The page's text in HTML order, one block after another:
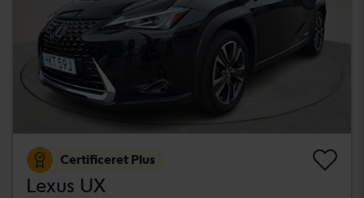
Certificeret Plus
Lexus UX